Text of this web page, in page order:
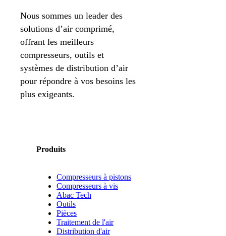
Nous sommes un leader des
solutions d’air comprimé,
offrant les meilleurs
compresseurs, outils et
systèmes de distribution d’air
pour répondre à vos besoins les
plus exigeants.
Produits
Compresseurs à pistons
Compresseurs à vis
Abac Tech
Outils
Pièces
Traitement de l'air
Distribution d'air